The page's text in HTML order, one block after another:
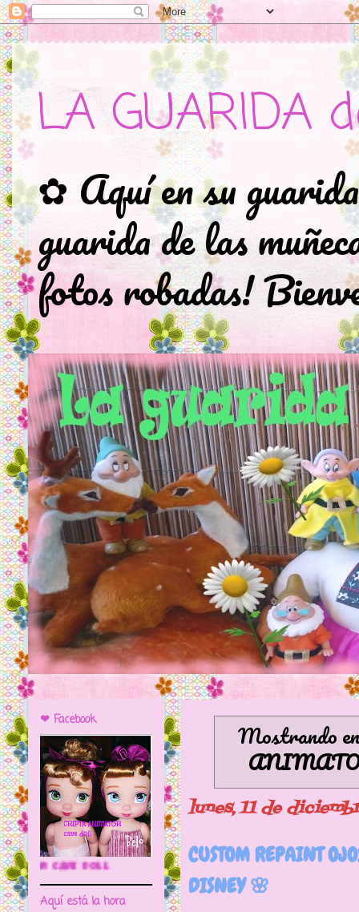
LA GUARIDA
✿ Aquí en su
guarida de las
fotos robadas!
Mostrando
lunes, 11 de
CUSTOM REPAINT
DISNEY 🌸
❤ Facebook
🌼CRIPTA ANIMATOR CAVE DOLL
Aquí está la hora